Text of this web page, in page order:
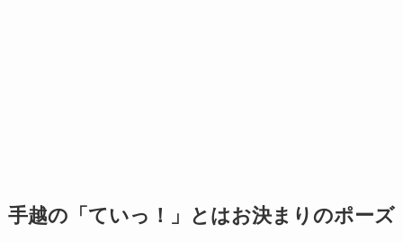
手越の「ていっ！」とはお決まりのポーズ